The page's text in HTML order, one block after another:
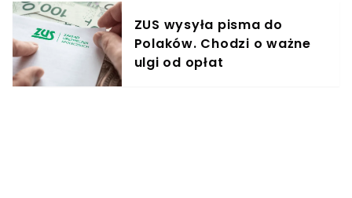
ZUS wysyła pisma do
Polaków. Chodzi o ważne
ulgi od opłat